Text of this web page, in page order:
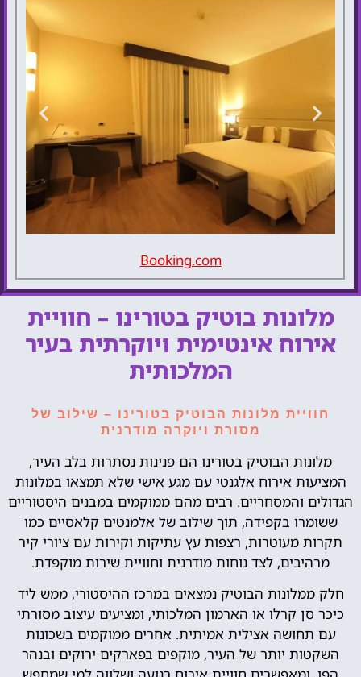
Hotel Sassi
להזמנת
המלון
Booking.com
מלונות בוטיק בטורינו – חוויית
אירוח אינטימית ויוקרתית בעיר
המלכותית
חוויית מלונות הבוטיק בטורינו – שילוב של
מסורת ויוקרה מודרנית
מלונות הבוטיק בטורינו הם פנינות נסתרות בלב העיר,
המציעות אירוח אלגנטי עם מגע אישי שלא תמצאו במלונות
הגדולים והמסחריים. רבים מהם ממוקמים במבנים היסטוריים
ששומרו בקפידה, תוך שילוב של אלמנטים קלאסיים כמו
תקרות מעוטרות, רצפות עץ עתיקות וקירות עם ציורי קיר
מרהיבים, לצד נוחות מודרנית וחוויית שירות מוקפדת.
חלק ממלונות הבוטיק נמצאים במרכז ההיסטורי, ממש ליד
כיכר סן קרלו או הארמון המלכותי, ומציעים עיצוב מסורתי
עם תחושה אצילית אמיתית. אחרים ממוקמים בשכונות
השקטות יותר של העיר, מוקפים בפארקים ירוקים ובנהר